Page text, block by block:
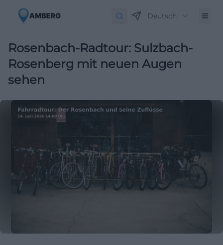
Deutsch
Rosenbach-Radtour: Sulzbach-
Rosenberg mit neuen Augen
sehen